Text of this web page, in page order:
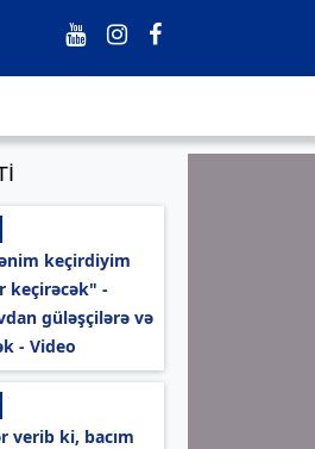
keçirdiyim
keçirəcək" -
güləşçilərə və
- Video
verib ki, bacım